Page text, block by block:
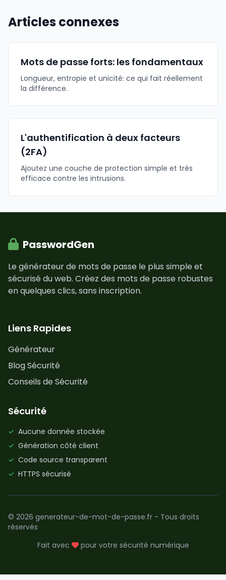
Articles connexes
Mots de passe forts: les fondamentaux
Longueur, entropie et unicité: ce qui fait réellement
la différence.
L'authentification à deux facteurs
(2FA)
Ajoutez une couche de protection simple et très
efficace contre les intrusions.
PasswordGen
Le générateur de mots de passe le plus simple et
sécurisé du web. Créez des mots de passe robustes
en quelques clics, sans inscription.
Liens Rapides
Générateur
Blog Sécurité
Conseils de Sécurité
Sécurité
✓ Aucune donnée stockée
✓ Génération côté client
✓ Code source transparent
✓ HTTPS sécurisé
© 2026 generateur-de-mot-de-passe.fr - Tous droits
réservés
Fait avec
pour votre sécurité numérique